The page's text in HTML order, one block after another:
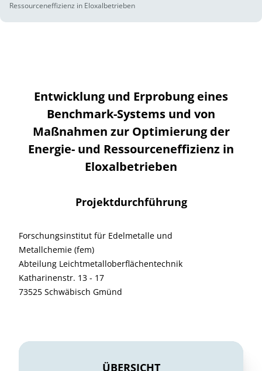
Ressourceneffizienz in Eloxalbetrieben
Entwicklung und Erprobung eines
Benchmark-Systems und von
Maßnahmen zur Optimierung der
Energie- und Ressourceneffizienz in
Eloxalbetrieben
Projektdurchführung
Forschungsinstitut für Edelmetalle und
Metallchemie (fem)
Abteilung Leichtmetalloberflächentechnik
Katharinenstr. 13 - 17
73525 Schwäbisch Gmünd
ÜBERSICHT